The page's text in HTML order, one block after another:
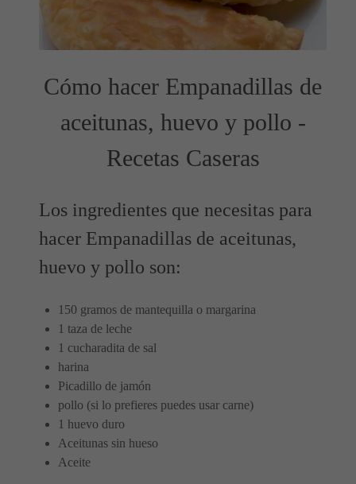
Cómo hacer Empanadillas de
aceitunas, huevo y pollo -
Recetas Caseras
Los ingredientes que necesitas para
hacer Empanadillas de aceitunas,
huevo y pollo son:
150 gramos de mantequilla o margarina
1 taza de leche
1 cucharadita de sal
harina
Picadillo de jamón
pollo (si lo prefieres puedes usar carne)
1 huevo duro
Aceitunas sin hueso
Aceite